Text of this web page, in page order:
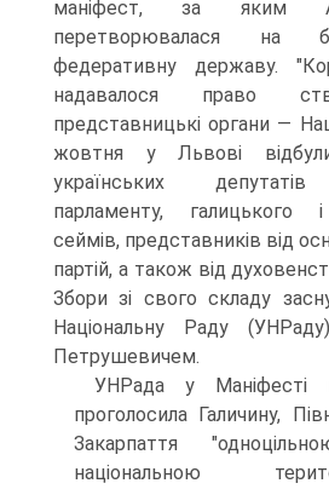
маніфест, за яким
перетворювалася на
федеративну державу.
надавалося право
представницькі органи —
жовтня у Львові
українських депутатів
парламенту, галицького
сеймів, представників від
партій, а також від
Збори зі свого складу
Національну Раду
Петрушевичем.
УНРада у Маніфесті
проголосила Галичину,
Закарпаття
національною